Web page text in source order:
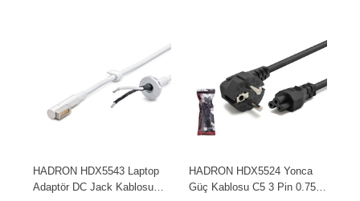
HADRON HDX5543 Laptop
Adaptör DC Jack Kablosu
HADRON HDX5524 Yonca
Güç Kablosu C5 3 Pin 0.75